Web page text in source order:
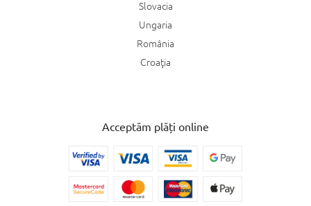
Slovacia
Ungaria
România
Croaţia
Acceptăm plăți online